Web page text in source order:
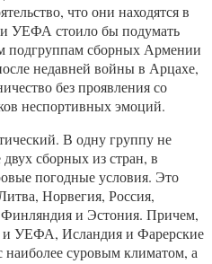
что они находятся в
УЕФА стоило бы подумать
подгруппам сборных Армении
недавней войны в Арцахе,
без проявления со
неспортивных эмоций.
В одну группу не
сборных из стран, в
погодные условия. Это
Норвегия, Россия,
и Эстония. Причем,
УЕФА, Исландия и Фарерские
наиболее суровым климатом, а